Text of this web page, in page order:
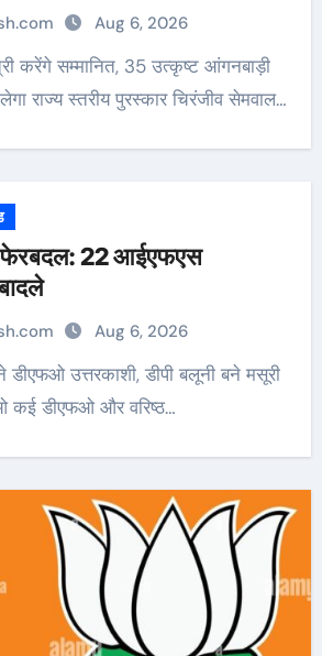
Aug 6, 2026
राज्य स्तरीय पुरस्कार चिरंजीव सेमवाल…
फेरबदल: 22 आईएफएस
Aug 6, 2026
कई डीएफओ और वरिष्ठ…